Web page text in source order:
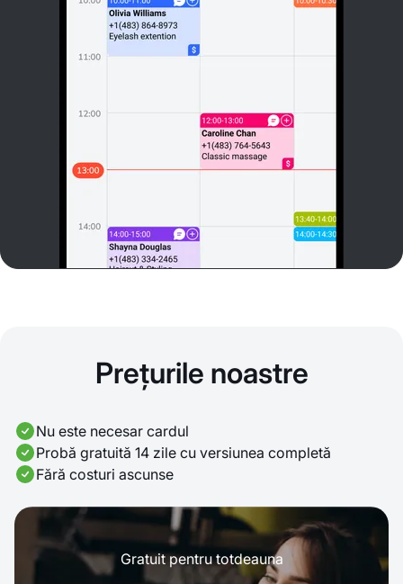
Prețurile noastre
Nu este necesar cardul
Probă gratuită 14 zile cu versiunea completă
Fără costuri ascunse
Gratuit pentru totdeauna